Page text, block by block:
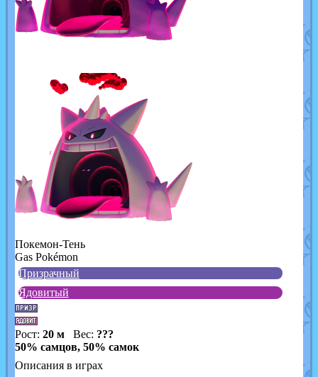
Покемон-Тень
Gas Pokémon
Призрачный
Ядовитый
Рост: 20 мВес: ???
50% самцов, 50% самок
Описания в играх